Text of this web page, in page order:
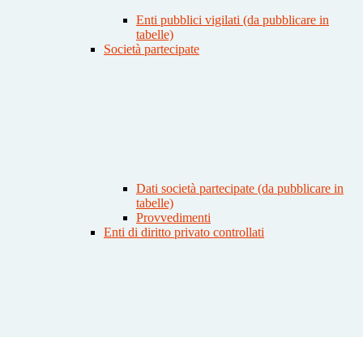
Enti pubblici vigilati (da pubblicare in
tabelle)
Società partecipate
Dati società partecipate (da pubblicare in
tabelle)
Provvedimenti
Enti di diritto privato controllati